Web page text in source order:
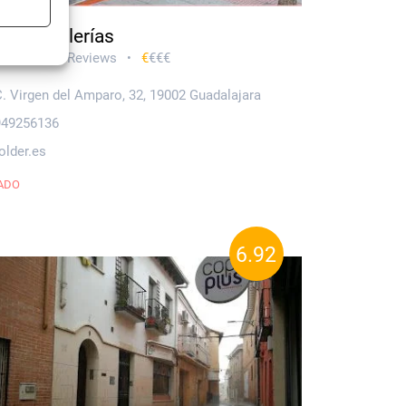
active
Papelerías
80 Reviews • €€€€
Virgen del Amparo, 32, 19002 Guadalajara
6.92